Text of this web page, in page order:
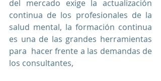
del mercado exige la actualización
continua de los profesionales de la
salud mental, la formación continua
es una de las grandes herramientas
para  hacer frente a las demandas de
los consultantes,